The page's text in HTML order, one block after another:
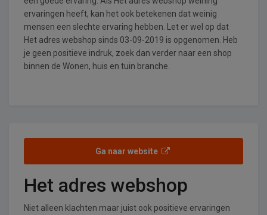
ervaringen heeft, kan het ook betekenen dat weinig
mensen een slechte ervaring hebben. Let er wel op dat
Het adres webshop sinds 03-09-2019 is opgenomen. Heb
je geen positieve indruk, zoek dan verder naar een shop
binnen de Wonen, huis en tuin branche.
Ga naar website
Het adres webshop
Niet alleen klachten maar juist ook positieve ervaringen